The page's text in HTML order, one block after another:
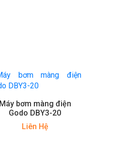
Máy bơm màng điện
Godo DBY3-20
Liên Hệ